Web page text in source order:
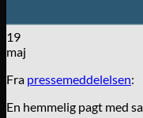
19
maj
Fra pressemeddelelsen:
En hemmelig pagt med